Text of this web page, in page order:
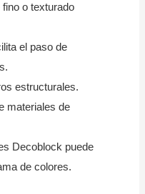
o texturado
el paso de
estructurales.
materiales de
Decoblock puede
de colores.